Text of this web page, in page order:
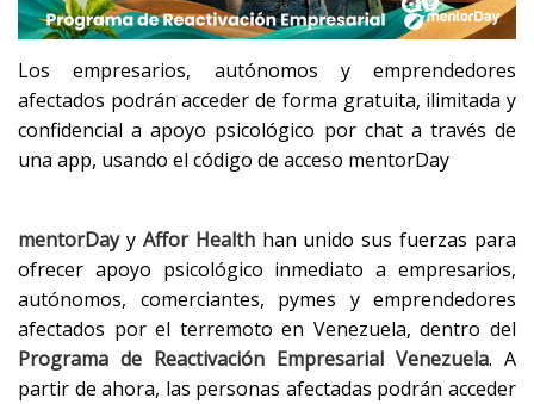
Los empresarios, autónomos y emprendedores
afectados podrán acceder de forma gratuita, ilimitada y
confidencial a apoyo psicológico por chat a través de
una app, usando el código de acceso mentorDay
mentorDayy Affor Healthhan unido sus fuerzas para
ofrecer apoyo psicológico inmediato a empresarios,
autónomos, comerciantes, pymes y emprendedores
afectados por el terremoto en Venezuela, dentro del
Programa de Reactivación Empresarial Venezuela. A
partir de ahora, las personas afectadas podrán acceder